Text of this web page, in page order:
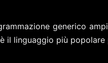
generico
il linguaggio più